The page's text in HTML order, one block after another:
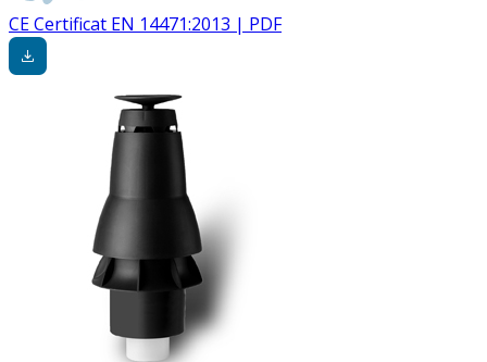
CE Certificat EN 14471:2013 | PDF